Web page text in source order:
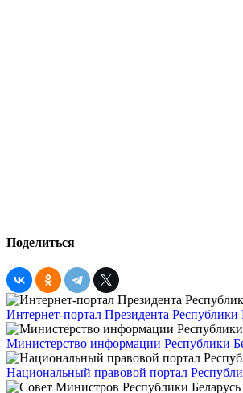
Поделиться
Интернет-портал Президента Республики
Министерство информации Республики
Национальный правовой портал